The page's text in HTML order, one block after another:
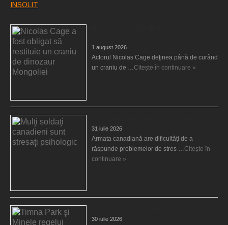
INSOLIT
1 august 2026
Actorul Nicolas Cage deţinea până de curând
un craniu de …Citește în continuare »
31 iulie 2026
Armata canadiană are dificultăţi de a
răspunde problemelor de stres …Citește în
continuare »
30 iulie 2026